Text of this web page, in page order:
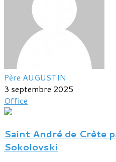
Père AUGUSTIN
3 septembre 2025
Office
Saint André de Crète
Sokolovski